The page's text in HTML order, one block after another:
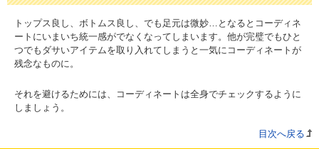
トップス良し、ボトムス良し、でも足元は微妙…となるとコーディネ
ートにいまいち統一感がでなくなってしまいます。他が完璧でもひと
つでもダサいアイテムを取り入れてしまうと一気にコーディネートが
残念なものに。
それを避けるためには、コーディネートは全身でチェックするように
しましょう。
目次へ戻る